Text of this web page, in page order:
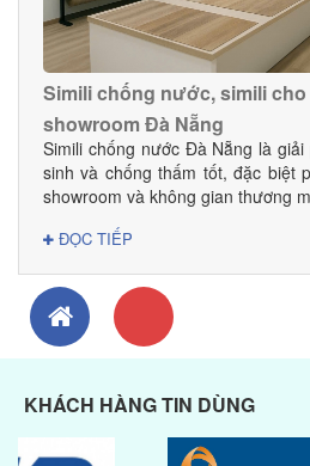
Simili chống nước, simili
showroom Đà Nẵng
Simili chống nước Đà Nẵng là
sinh và chống thấm tốt, đặc biệt
showroom và không gian thương
ĐỌC TIẾP
KHÁCH HÀNG TIN DÙNG